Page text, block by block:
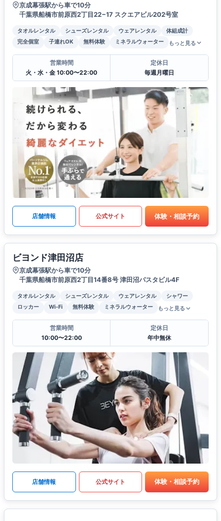
京成幕張駅から車で10分
千葉県船橋市前原西2丁目22−17 スクエアビル202号室
タオルレンタル シューズレンタル ウェアレンタル
体組成計
完全個室
子連れOK 無料体験 ミネラルウォーター もっと見る
営業時間
火・水・金 10:00〜22:00
定休日
毎週月曜日
店舗情報 公式サイト 体験・相談予約
ビヨンド津田沼店
京成幕張駅から車で10分
千葉県船橋市前原西2丁目14番8号 津田沼パスタビル4F
タオルレンタル シューズレンタル ウェアレンタル
シャワー
ロッカー
Wi-Fi 無料体験 ミネラルウォーター もっと見る
営業時間
10:00〜22:00
定休日
年中無休
店舗情報 公式サイト 体験・相談予約